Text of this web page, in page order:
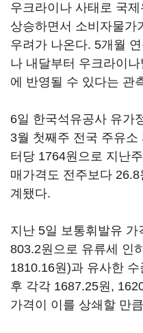
우크라이나 사태로 국
상승하면서 소비자물가
우려가 나온다. 5개월
나 내달부터 우크라이
에 반영될 수 있다는 관
6일 한국석유공사 유가
3월 첫째주 전국 주유소
터당 1764원으로 지난
매가격도 전주보다
계됐다.
지난 5일 보통휘발유
803.2원으로 유류세 인
1810.16원)과 유사한 수
후 각각 1687.25원,
가격이 이를 상쇄할 만